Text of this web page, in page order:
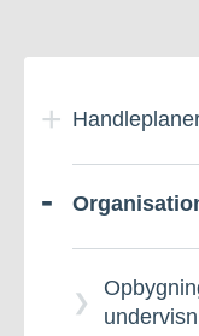
indholdet